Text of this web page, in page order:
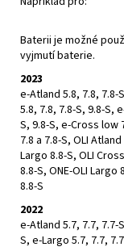
Baterii je možné
vyjmutí baterie.
2023
e-Atland 5.8, 7.8, 7.8-
5.8, 7.8, 7.8-S, 9.8-S,
S, 9.8-S, e-Cross low
7.8 a 7.8-S, OLI
Largo 8.8-S, OLI
8.8-S, ONE-OLI Largo
8.8-S
2022
e-Atland 5.7, 7.7, 7.7-
S, e-Largo 5.7, 7.7,